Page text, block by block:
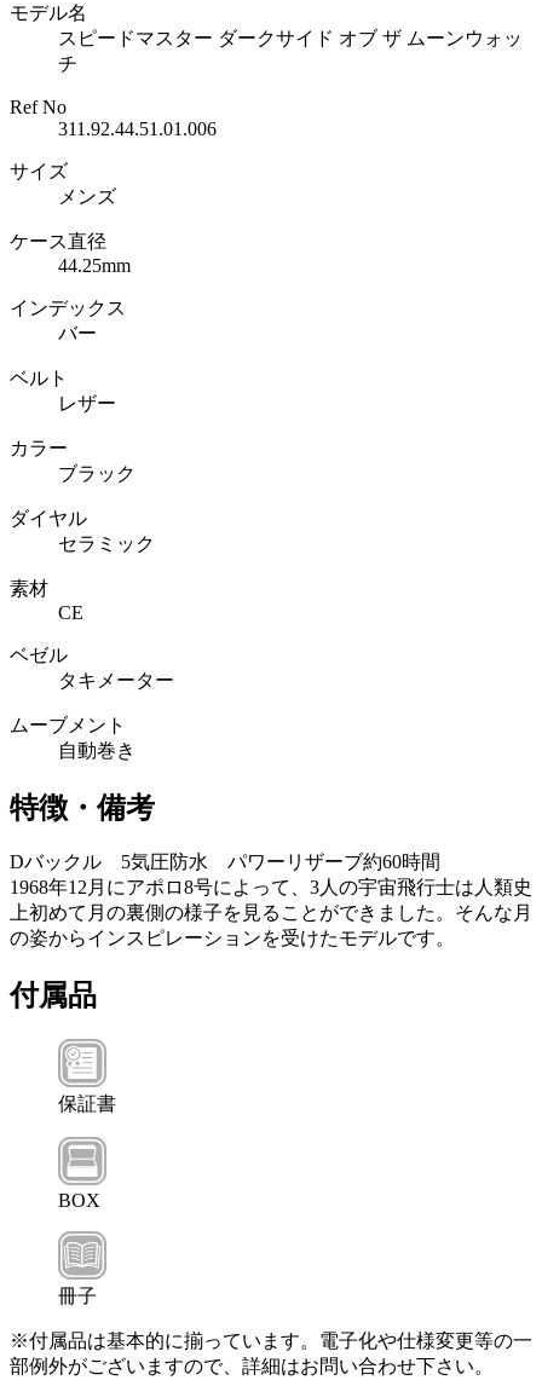
モデル名
スピードマスター ダークサイド オブ ザ ムーンウォッ
チ
Ref No
311.92.44.51.01.006
サイズ
メンズ
ケース直径
44.25mm
インデックス
バー
ベルト
レザー
カラー
ブラック
ダイヤル
セラミック
素材
CE
ベゼル
タキメーター
ムーブメント
自動巻き
特徴・備考
Dバックル 5気圧防水 パワーリザーブ約60時間
1968年12月にアポロ8号によって、3人の宇宙飛行士は人類史
上初めて月の裏側の様子を見ることができました。そんな月
の姿からインスピレーションを受けたモデルです。
付属品
保証書
BOX
冊子
※付属品は基本的に揃っています。電子化や仕様変更等の一
部例外がございますので、詳細はお問い合わせ下さい。